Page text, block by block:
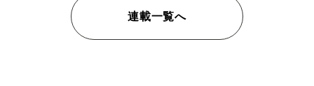
連載一覧へ